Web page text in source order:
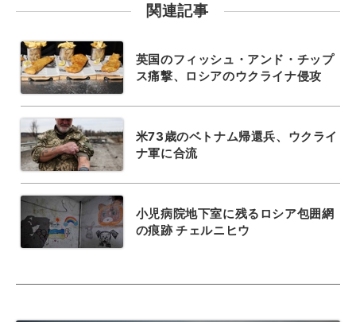
関連記事
英国のフィッシュ・アンド・チップ
ス痛撃、ロシアのウクライナ侵攻
米73歳のベトナム帰還兵、ウクライ
ナ軍に合流
小児病院地下室に残るロシア包囲網
の痕跡 チェルニヒウ